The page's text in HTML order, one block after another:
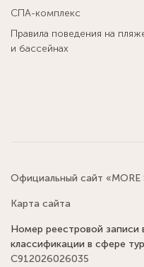
СПА-комплекс
Правила поведения на
и бассейнах
Официальный сайт «MORE
Карта сайта
Номер реестровой записи
классификации в сфере
С912026026035